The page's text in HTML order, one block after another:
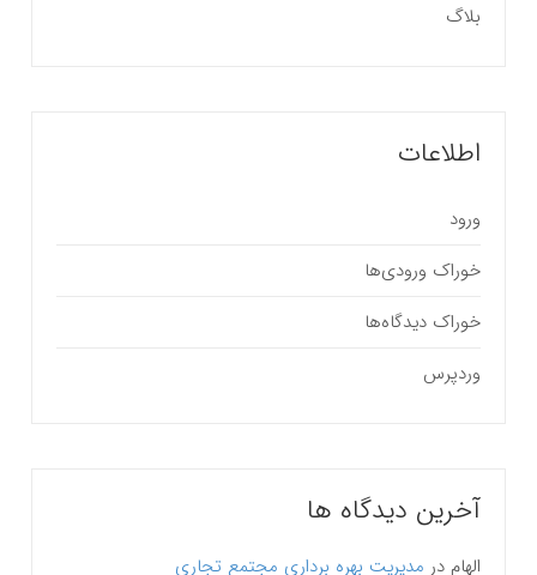
بلاگ
اطلاعات
ورود
خوراک ورودی‌ها
خوراک دیدگاه‌ها
وردپرس
آخرین دیدگاه ها
الهام در مدیریت بهره برداری مجتمع تجاری